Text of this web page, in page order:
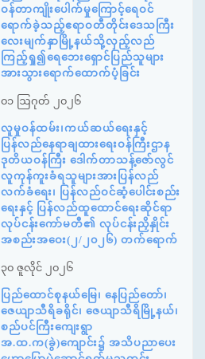
ဝန်တာကျိုးပေါက်မှုကြောင့်ရေဝင်
ရောက်ခဲ့သည့်ဧရာဝတီတိုင်းဒေသကြီး
လေးမျက်နှာမြို့နယ်သို့လှည့်လည်
ကြည့်ရှု၍ရေဘေးရှောင်ပြည်သူများ
အားသွားရောက်ထောက်ပံ့ခြင်း
၀၁ ဩဂုတ် ၂၀၂၆
လူမှုဝန်ထမ်း၊ကယ်ဆယ်ရေးနှင့်
ပြန်လည်နေရာချထားရေးဝန်ကြီးဌာန
ဒုတိယဝန်ကြီး ဒေါက်တာသန့်ဇော်လွင်
လူကုန်ကူးခံရသူများအားပြန်လည်
လက်ခံရေး၊ ပြန်လည်ဝင်ဆံ့ပေါင်းစည်း
ရေးနှင့် ပြန်လည်ထူထောင်ရေးဆိုင်ရာ
လုပ်ငန်းကော်မတီ၏ လုပ်ငန်းညှိနှိုင်း
အစည်းအဝေး(၂/၂၀၂၆) တက်ရောက်
၃၀ ဇူလိုင် ၂၀၂၆
ပြည်ထောင်စုနယ်မြေ၊ နေပြည်တော်၊
ဇေယျာသီရိခရိုင်၊ ဇေယျာသီရိမြို့နယ်၊
စည်ပင်ကြီးကျေးရွာ
အ.ထ.က(ခွဲ)ကျောင်း၌ အသိပညာပေး